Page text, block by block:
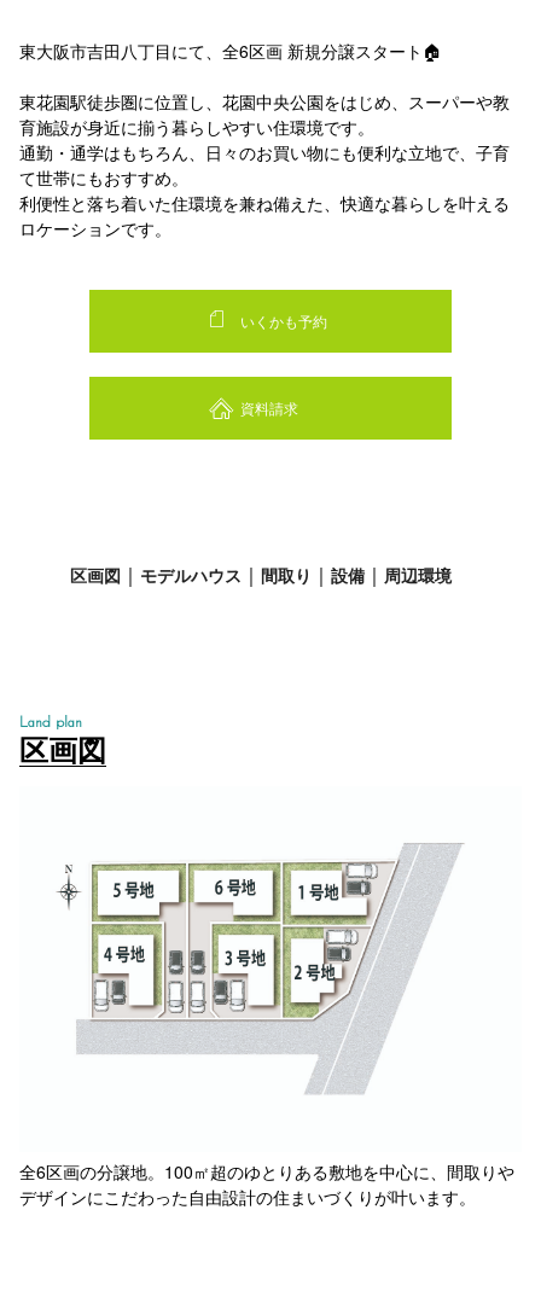
東大阪市吉田八丁目にて、全6区画 新規分譲スタート🏠
東花園駅徒歩圏に位置し、花園中央公園をはじめ、スーパーや教
育施設が身近に揃う暮らしやすい住環境です。
通勤・通学はもちろん、日々のお買い物にも便利な立地で、子育
て世帯にもおすすめ。
利便性と落ち着いた住環境を兼ね備えた、快適な暮らしを叶える
ロケーションです。
いくかも予約
資料請求
区画図 モデルハウス 間取り 設備 周辺環境
Land plan
区画図
全6区画の分譲地。100㎡超のゆとりある敷地を中心に、間取りや
デザインにこだわった自由設計の住まいづくりが叶います。